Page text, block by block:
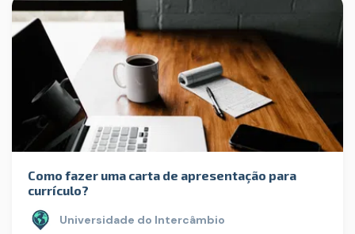
Como fazer uma carta de apresentação para
currículo?
Universidade do Intercâmbio